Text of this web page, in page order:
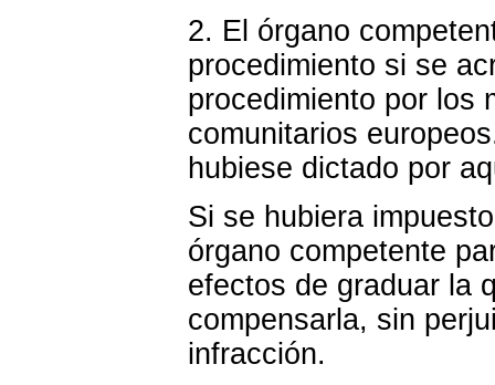
2. El órgano
procedimiento si se
procedimiento por los
comunitarios
hubiese dictado por
Si se hubiera
órgano competente
efectos de graduar la
compensarla, sin
infracción.